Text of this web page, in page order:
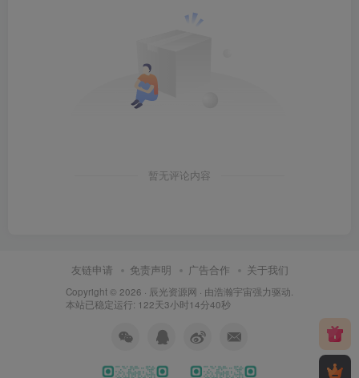
暂无评论内容
友链申请 免责声明 广告合作 关于我们
Copyright © 2026 · 辰光资源网 · 由浩瀚宇宙强力驱动.
本站已稳定运行: 122天3小时14分40秒